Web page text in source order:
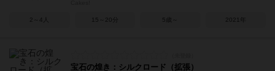
2～4人 15～20分 5歳～ 2021年
宝石の煌き：シルクロード（拡張）